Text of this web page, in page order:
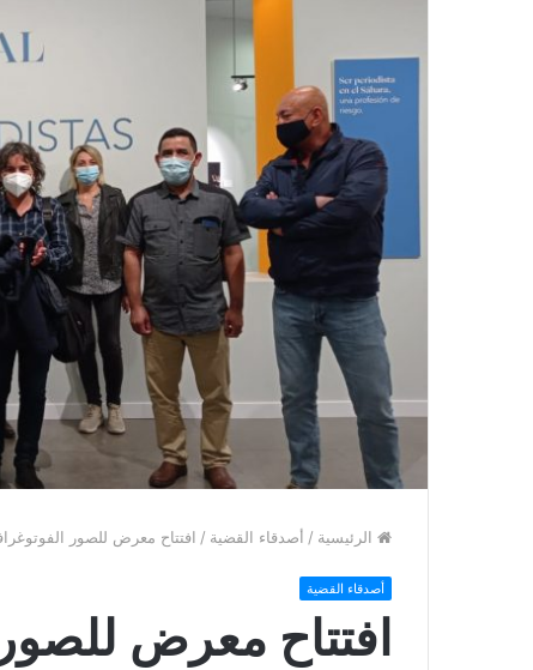
الرئيسية / أصدقاء القضية / افتتاح معرض للصور
أصدقاء القضية
افتتاح معرض